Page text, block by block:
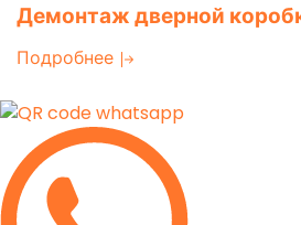
Демонтаж дверной
Подробнее